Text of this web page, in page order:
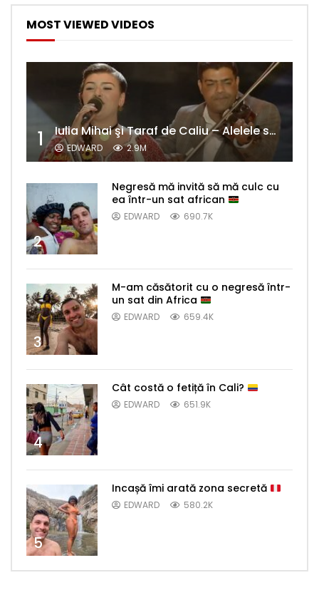
MOST VIEWED VIDEOS
1 Iulia Mihai şi Taraf de Caliu – Alelele sălcioară (@#VedetaPopulară)
EDWARD 2.9M
2
Negresă mă invită să mă culc cu
ea într-un sat african
EDWARD 690.7K
3
M-am căsătorit cu o negresă într-
un sat din Africa
EDWARD 659.4K
4
Cât costă o fetiță în Cali?
EDWARD 651.9K
5
Incașă îmi arată zona secretă
EDWARD 580.2K